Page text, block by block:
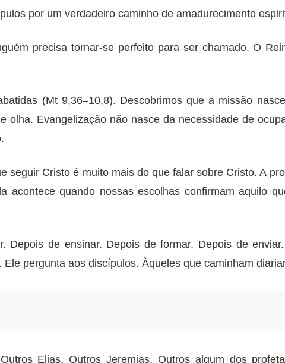
por um verdadeiro caminho de amadurecimento
precisa tornar-se perfeito para ser chamado. O
(Mt 9,36–10,8). Descobrimos que a missão
Evangelização não nasce da necessidade de
seguir Cristo é muito mais do que falar sobre Cristo. A
acontece quando nossas escolhas confirmam aquilo
Depois de ensinar. Depois de formar. Depois de
pergunta aos discípulos. Àqueles que caminham
Elias. Outros Jeremias. Outros algum dos